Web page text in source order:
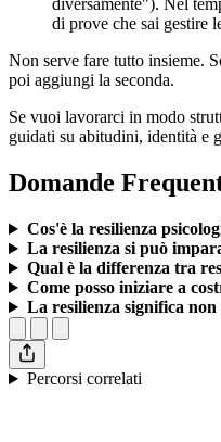
diversamente"). Nel
di prove che sai gestire
Non serve fare tutto insieme.
poi aggiungi la seconda.
Se vuoi lavorarci in modo
guidati su abitudini, identità e
Domande
Cos'è la resilienza
La resilienza si può
Qual è la differenza tra
Come posso iniziare a
La resilienza significa non
Percorsi correlati